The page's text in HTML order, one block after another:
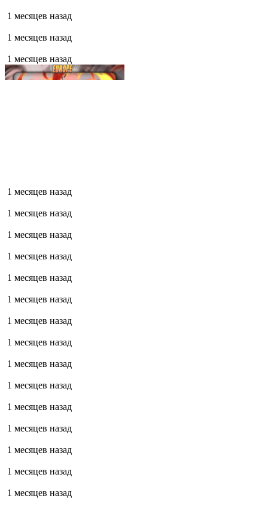
1 месяцев назад
1 месяцев назад
1 месяцев назад
1 месяцев назад
1 месяцев назад
1 месяцев назад
1 месяцев назад
1 месяцев назад
1 месяцев назад
1 месяцев назад
1 месяцев назад
1 месяцев назад
1 месяцев назад
1 месяцев назад
1 месяцев назад
1 месяцев назад
1 месяцев назад
1 месяцев назад